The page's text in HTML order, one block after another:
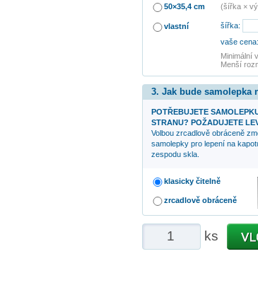
50×35,4 cm
(šířka ×
vlastní šířka:
vaše cena:
Minimální
Menší
3. Jak bude samolepka
POTŘEBUJETE
STRANU? POŽADUJETE
Volbou zrcadlově obráceně
samolepky pro lepení na
zespodu skla.
klasicky čitelně
zrcadlově obráceně
ks